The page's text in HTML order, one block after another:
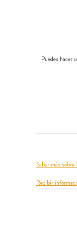
Puedes hacer
Saber más sobre
Recibir